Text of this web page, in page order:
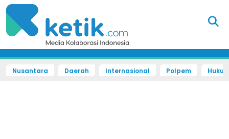
Nusantara Daerah Internasional Polpem